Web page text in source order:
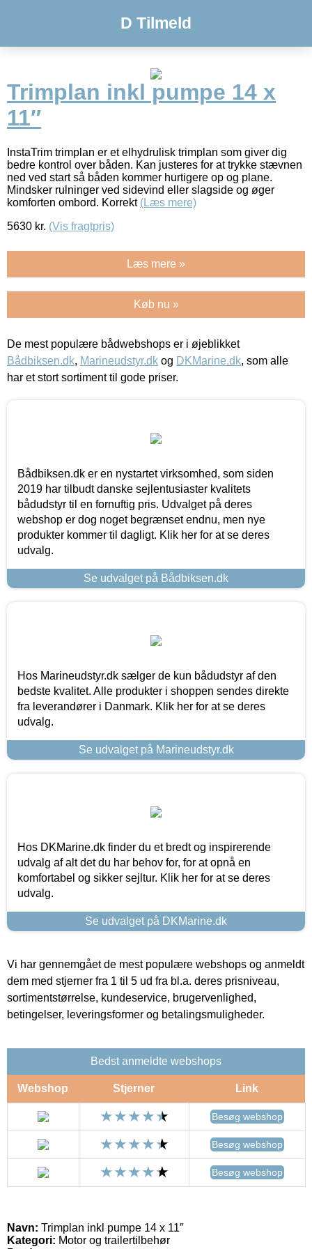
D Tilmeld
Trimplan inkl pumpe 14 x
11″
InstaTrim trimplan er et elhydrulisk trimplan som giver dig
bedre kontrol over båden. Kan justeres for at trykke stævnen
ned ved start så båden kommer hurtigere op og plane.
Mindsker rulninger ved sidevind eller slagside og øger
komforten ombord. Korrekt (Læs mere)
5630 kr. (Vis fragtpris)
Læs mere »
Køb nu »
De mest populære bådwebshops er i øjeblikket
Bådbiksen.dk, Marineudstyr.dk og DKMarine.dk, som alle
har et stort sortiment til gode priser.
Bådbiksen.dk er en nystartet virksomhed, som siden
2019 har tilbudt danske sejlentusiaster kvalitets
bådudstyr til en fornuftig pris. Udvalget på deres
webshop er dog noget begrænset endnu, men nye
produkter kommer til dagligt. Klik her for at se deres
udvalg.
Se udvalget på Bådbiksen.dk
Hos Marineudstyr.dk sælger de kun bådudstyr af den
bedste kvalitet. Alle produkter i shoppen sendes direkte
fra leverandører i Danmark. Klik her for at se deres
udvalg.
Se udvalget på Marineudstyr.dk
Hos DKMarine.dk finder du et bredt og inspirerende
udvalg af alt det du har behov for, for at opnå en
komfortabel og sikker sejltur. Klik her for at se deres
udvalg.
Se udvalget på DKMarine.dk
Vi har gennemgået de mest populære webshops og anmeldt
dem med stjerner fra 1 til 5 ud fra bl.a. deres prisniveau,
sortimentstørrelse, kundeservice, brugervenlighed,
betingelser, leveringsformer og betalingsmuligheder.
Bedst anmeldte webshops
Webshop Stjerner Link
Besøg webshop
Besøg webshop
Besøg webshop
Navn: Trimplan inkl pumpe 14 x 11″
Kategori: Motor og trailertilbehør